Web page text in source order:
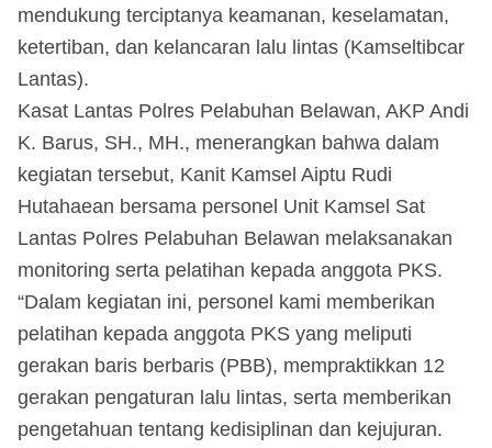
mendukung terciptanya keamanan, keselamatan,
ketertiban, dan kelancaran lalu lintas (Kamseltibcar
Lantas).
Kasat Lantas Polres Pelabuhan Belawan, AKP Andi
K. Barus, SH., MH., menerangkan bahwa dalam
kegiatan tersebut, Kanit Kamsel Aiptu Rudi
Hutahaean bersama personel Unit Kamsel Sat
Lantas Polres Pelabuhan Belawan melaksanakan
monitoring serta pelatihan kepada anggota PKS.
“Dalam kegiatan ini, personel kami memberikan
pelatihan kepada anggota PKS yang meliputi
gerakan baris berbaris (PBB), mempraktikkan 12
gerakan pengaturan lalu lintas, serta memberikan
pengetahuan tentang kedisiplinan dan kejujuran.